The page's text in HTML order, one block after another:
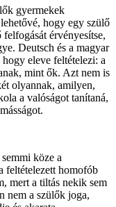
gyermekek
hogy egy szülő
érvényesítse,
Deutsch és a magyar
eleve feltételezi: a
mint ők. Azt nem is
olyannak, amilyen,
a valóságot tanítaná,
köze a
feltételezett homofób
mert a tiltás nekik sem
nem a szülők joga,